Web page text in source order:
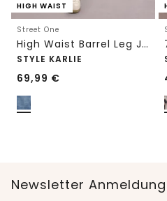
HIGH WAIST
Street One
High Waist Barrel Leg Jeans im Loose Fit
STYLE KARLIE
69,99 €
Newsletter Anmeldung